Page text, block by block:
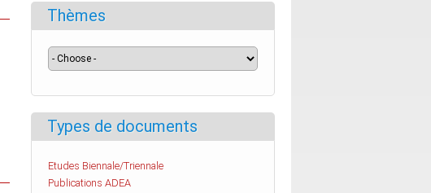
Thèmes
Types de documents
Etudes Biennale/Triennale
Publications ADEA